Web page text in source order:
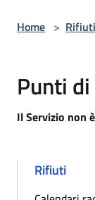
Home > Rifiuti
Punti
Il Servizio non
Rifiuti